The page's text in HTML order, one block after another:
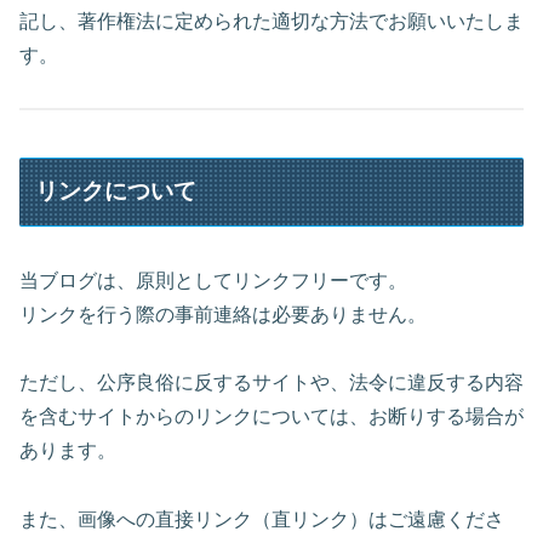
記し、著作権法に定められた適切な方法でお願いいたしま
す。
リンクについて
当ブログは、原則としてリンクフリーです。
リンクを行う際の事前連絡は必要ありません。
ただし、公序良俗に反するサイトや、法令に違反する内容
を含むサイトからのリンクについては、お断りする場合が
あります。
また、画像への直接リンク（直リンク）はご遠慮くださ